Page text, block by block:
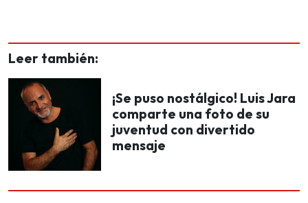
Leer también:
¡Se puso nostálgico! Luis Jara
comparte una foto de su
juventud con divertido
mensaje